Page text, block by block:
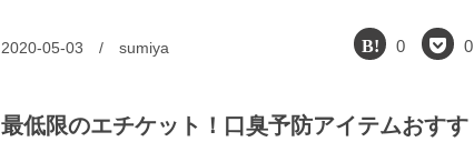
2020-05-03 / sumiya 0 0
最低限のエチケット！口臭予防アイテムおすす